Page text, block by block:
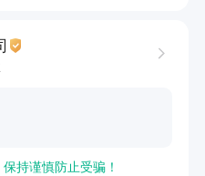
持谨慎防止受骗！